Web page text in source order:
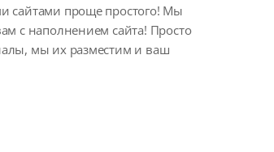
сайтами проще простого! Мы
с наполнением сайта! Просто
мы их разместим и ваш